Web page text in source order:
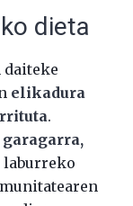
dieta
daiteke
elikadura
.
laburreko